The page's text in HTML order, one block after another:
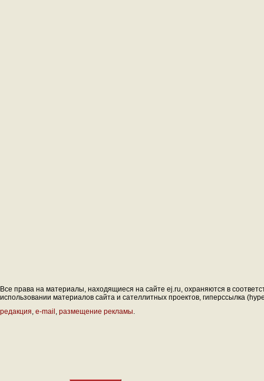
Все права на материалы, находящиеся на сайте ej.ru, охраняются в
использовании материалов сайта и сателлитных проектов, гиперссылка
редакция, e-mail , размещение рекламы.